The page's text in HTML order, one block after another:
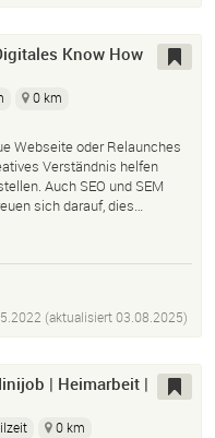
Know How
0 km
Webseite oder Relaunches
Verständnis helfen
Auch SEO und SEM
sich darauf, dies…
(aktualisiert03.08.2025)
| Heimarbeit |
0 km